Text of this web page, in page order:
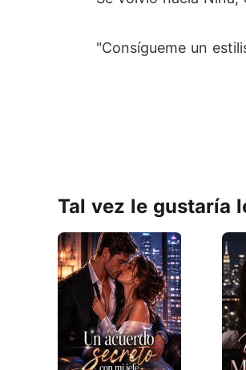
"Consígueme un
Tal vez le gustaría